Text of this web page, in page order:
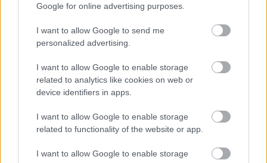
Google for online advertising purposes.
I want to allow Google to send me
personalized advertising.
I want to allow Google to enable storage
related to analytics like cookies on web or
device identifiers in apps.
I want to allow Google to enable storage
related to functionality of the website or app.
I want to allow Google to enable storage
DE LIGT: HOGYAN
INSPIRÁLNAK OLYANOK,
MINT RONALDO ÉS KANE?